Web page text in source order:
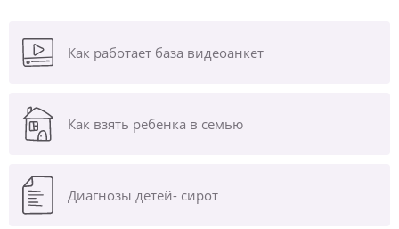
Как работает база видеоанкет
Как взять ребенка в семью
Диагнозы детей- сирот